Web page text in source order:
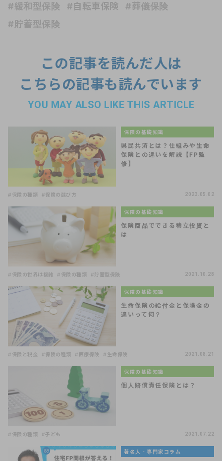
#緩和型保険
#自転車保険
#葬儀保険
#貯蓄型保険
この記事を読んだ人は
こちらの記事も読んでいます
YOU MAY ALSO LIKE THIS ARTICLE
保険の基礎知識
県民共済とは？仕組みや生命
保険との違いを解説【FP監
修】
#保険の種類 #保険の選び方 2023.05.02
保険の基礎知識
保険商品でできる積立投資と
は
#保険の世界は複雑 #保険の種類 #貯蓄型保険 2021.10.28
保険の基礎知識
生命保険の給付金と保険金の
違いって何？
#保険と税金 #保険の種類 #医療保険 #生命保険 2021.08.21
保険の基礎知識
個人賠償責任保険とは？
#保険の種類 #子ども 2021.07.22
著名人・専門家コラム